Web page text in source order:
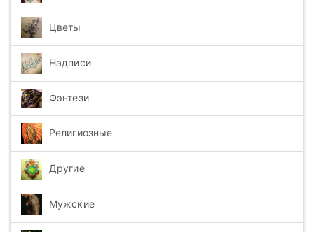
Цветы
Надписи
Фэнтези
Религиозные
Другие
Мужские